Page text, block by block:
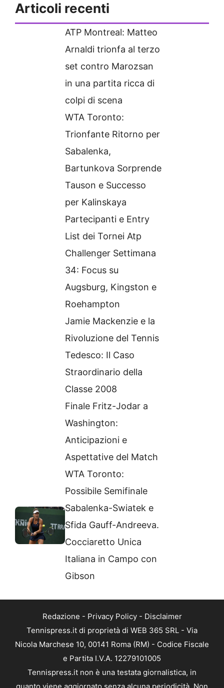
Articoli recenti
ATP Montreal: Matteo
Arnaldi trionfa al terzo
set contro Marozsan
in una partita ricca di
colpi di scena
WTA Toronto:
Trionfante Ritorno per
Sabalenka,
Bartunkova Sorprende
Tauson e Successo
per Kalinskaya
Partecipanti e Entry
List dei Tornei Atp
Challenger Settimana
34: Focus su
Augsburg, Kingston e
Roehampton
Jamie Mackenzie e la
Rivoluzione del Tennis
Tedesco: Il Caso
Straordinario della
Classe 2008
Finale Fritz-Jodar a
Washington:
Anticipazioni e
Aspettative del Match
WTA Toronto:
Possibile Semifinale
Sabalenka-Swiatek e
Sfida Gauff-Andreeva.
Cocciaretto Unica
Italiana in Campo con
Gibson
Redazione - Privacy Policy- Disclaimer
Tennispress.it di proprietà di WEB 365 SRL - Via
Nicola Marchese 10, 00141 Roma (RM) - Codice Fiscale
e Partita I.V.A. 12279101005
Tennispress.it non è una testata giornalistica, in